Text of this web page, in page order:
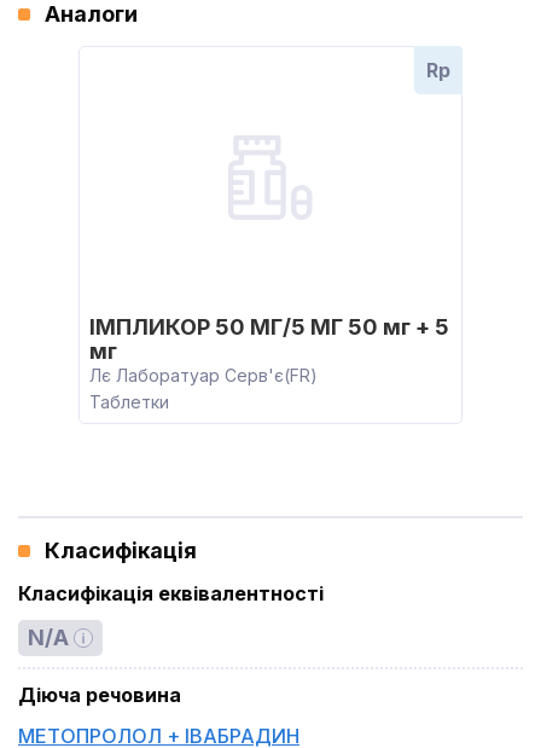
Аналоги
Rp
ІМПЛИКОР 50 МГ/5 МГ 50 мг + 5
мг
Лє Лаборатуар Серв'є(FR)
Таблетки
Класифікація
Класифікація еквівалентності
N/A
Діюча речовина
МЕТОПРОЛОЛ + ІВАБРАДИН